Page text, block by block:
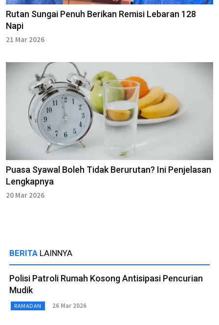
Rutan Sungai Penuh Berikan Remisi Lebaran 128
Napi
21 Mar 2026
Puasa Syawal Boleh Tidak Berurutan? Ini Penjelasan
Lengkapnya
20 Mar 2026
BERITA LAINNYA
Polisi Patroli Rumah Kosong Antisipasi Pencurian
Mudik
RAMADAN 26 Mar 2026